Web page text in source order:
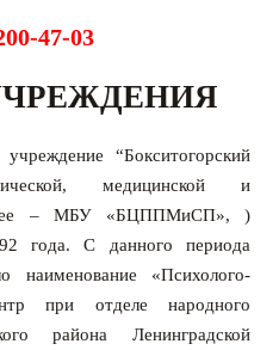
47-03
“Бокситогорский
медицинской и
– МБУ «БЦППМиСП», )
года. С данного периода
наименование «Психолого-
при отделе народного
района Ленинградской